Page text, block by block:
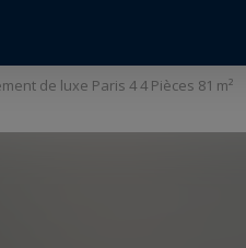
de luxe Paris 4 4 Pièces 81 m²